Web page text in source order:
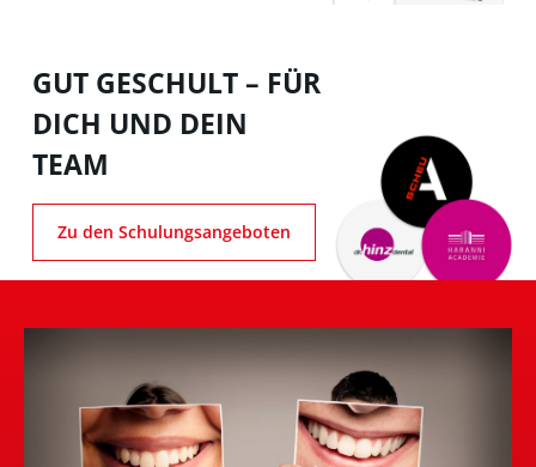
GUT GESCHULT – FÜR
DICH UND DEIN
TEAM
Zu den Schulungsangeboten